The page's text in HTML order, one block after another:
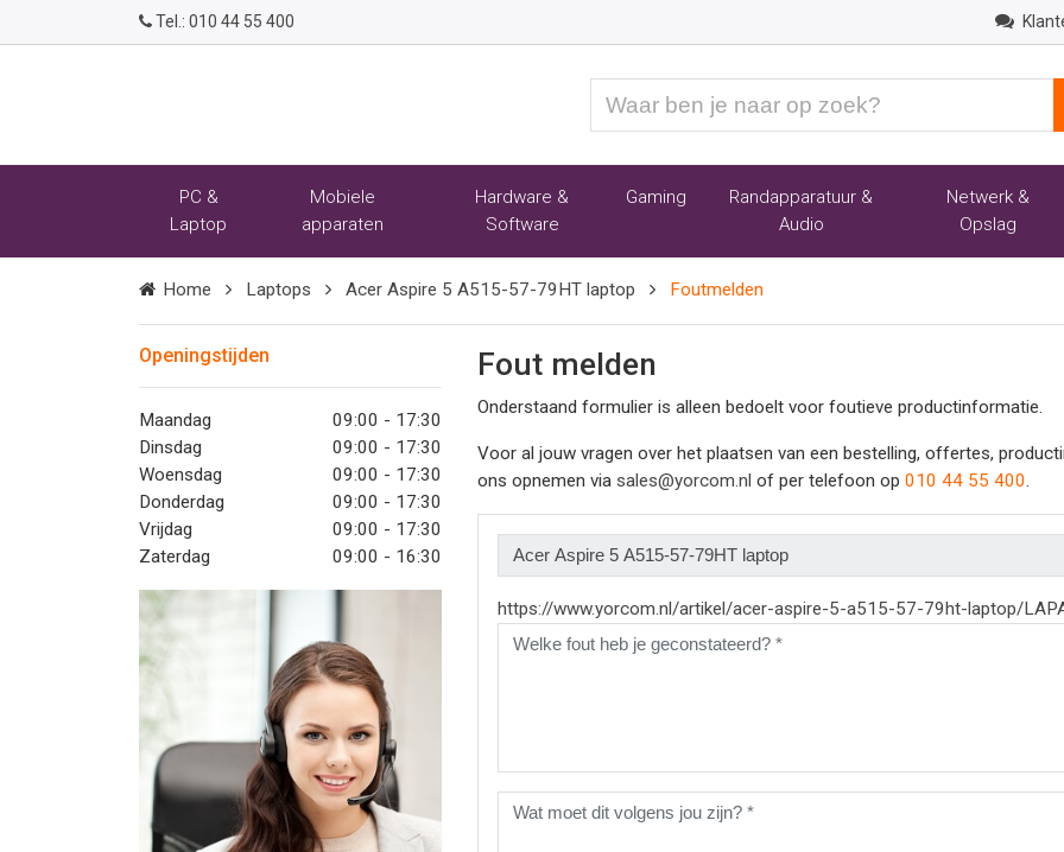
Tel.: 010 44 55 400
ben
naar
PC &
Laptop
Mobiele
apparaten
Hardware &
Software
Gaming
Randapparatuur &
Audio
Netwerk &
Opslag
Home Laptops Acer Aspire 5 A515-57-79HT laptop Foutmelden
Openingstijden
Maandag
09:00 - 17:30
Dinsdag
09:00 - 17:30
Woensdag
09:00 - 17:30
Donderdag
09:00 - 17:30
Vrijdag
09:00 - 17:30
Zaterdag
09:00 - 16:30
Fout melden
Onderstaand formulier is alleen bedoelt voor foutieve productinformatie.
Voor al jouw vragen over het plaatsen van een bestelling, offertes,
ons opnemen via sales@yorcom.nl of per telefoon op 010 44 55 400.
https://www.yorcom.nl/artikel/acer-aspire-5-a515-57-79ht-laptop/